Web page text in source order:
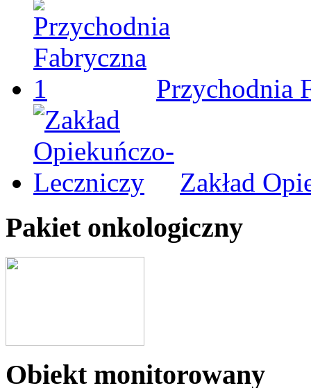
Przychodnia
Zakład
Pakiet onkologiczny
Obiekt monitorowany